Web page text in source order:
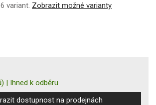
variant. Zobrazit možné varianty
| Ihned k odběru
dostupnost na prodejnách